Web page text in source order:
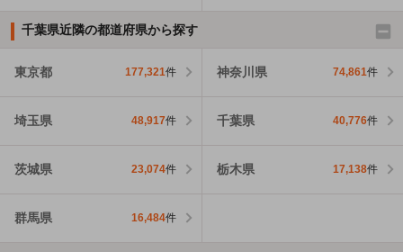
千葉県近隣の都道府県から探す
東京都 177,321件 神奈川県 74,861件
埼玉県 48,917件 千葉県 40,776件
茨城県 23,074件 栃木県 17,138件
群馬県 16,484件